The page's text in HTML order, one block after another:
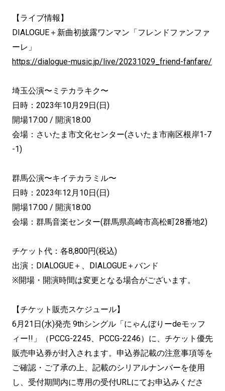
【ライブ情報】
DIALOGUE＋新曲初披露ワンマン「フレンドファンファ
ーレ」
https://dialogue-music.jp/live/20231029_friend-fanfare/
埼玉公演〜ミテカラキク〜
日時：2023年10月29日(日)
開場17:00 / 開演18:00
会場：さいたま市文化センター(さいたま市南区根岸1-7
-1)
群馬公演〜キイテカラミル〜
日時：2023年12月10日(日)
開場17:00 / 開演18:00
会場：群馬音楽センター(群馬県高崎市高松町28番地2)
チケット代：各8,800円(税込)
出演：DIALOGUE＋、DIALOGUE＋バンド
※開場・開演時間は変更となる場合がございます。
【チケット販売スケジュール】
6月21日(水)発売 9thシングル「にゃんぼりーdeモッフ
ィー!!」（PCCG-2245、PCCG-2246）に、チケット優先
販売申込券が封入されます。申込券記載の注意事項等を
ご確認・ご了承の上、記載のシリアルナンバーを使用
し、受付期間内に専用の受付URLにてお申込みくださ